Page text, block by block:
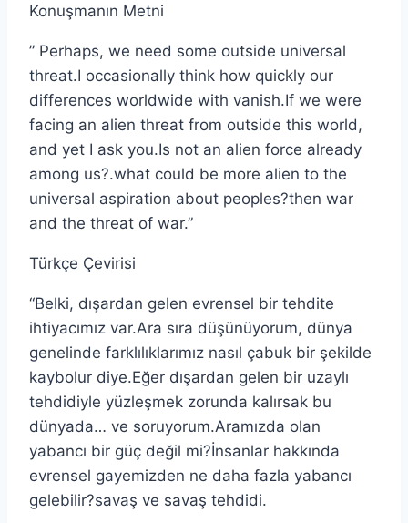
Konuşmanın Metni
” Perhaps, we need some outside universal
threat.I occasionally think how quickly our
differences worldwide with vanish.If we were
facing an alien threat from outside this world,
and yet I ask you.Is not an alien force already
among us?.what could be more alien to the
universal aspiration about peoples?then war
and the threat of war.”
Türkçe Çevirisi
“Belki, dışardan gelen evrensel bir tehdite
ihtiyacımız var.Ara sıra düşünüyorum, dünya
genelinde farklılıklarımız nasıl çabuk bir şekilde
kaybolur diye.Eğer dışardan gelen bir uzaylı
tehdidiyle yüzleşmek zorunda kalırsak bu
dünyada… ve soruyorum.Aramızda olan
yabancı bir güç değil mi?İnsanlar hakkında
evrensel gayemizden ne daha fazla yabancı
gelebilir?savaş ve savaş tehdidi.